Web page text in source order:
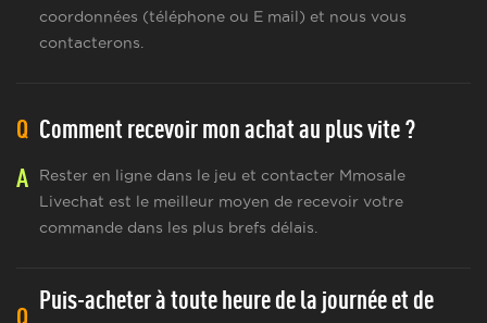
coordonnées (téléphone ou E mail) et nous vous
contacterons.
Q Comment recevoir mon achat au plus vite ?
A
Rester en ligne dans le jeu et contacter Mmosale
Livechat est le meilleur moyen de recevoir votre
commande dans les plus brefs délais.
Q
Puis-acheter à toute heure de la journée et de